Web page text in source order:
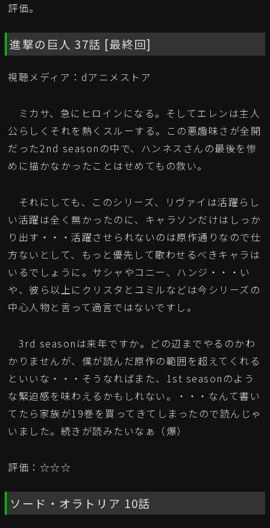
評価。
進撃の巨人 37話 [最終回]
視聴メディア：dアニメストア
ミカサ、急にヒロインになる。そしてエレンは主人
公らしくそれを熱くスルーする。この悪趣味さが全開
だった2nd seasonの中で、ハンネスさんの最後を惨
めに描かなかったことはせめてもの救い。
それにしても、このシリーズ、リヴァイは活躍らし
い活躍は全く無かったのに、キャラソンだけはしっか
り出す・・・活躍させられないのは原作通りなので仕
方ないとして、もっと優先して歌わせるべきキャラは
いるでしょうに。サシャやコニー、ハンジ・・・い
や、彼ら以上にクリスタとユミルなどは今シリーズの
中心人物と言って過言ではないですし。
3rd seasonは来年ですか。どの辺までやるのかわ
かりませんが、僕が読んだ原作の範囲を超えてくれる
といいな・・・そうなればまた、1st seasonのよう
な緊迫感を味わえるかもしれない。・・・なんて書い
てたら家族が19巻を買ってきてしまったので読んじゃ
いました。続きが読みたいなぁ（爆）
評価：☆☆☆
ソード・オラトリア 10話